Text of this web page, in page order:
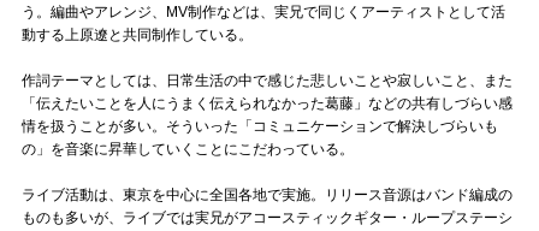
う。編曲やアレンジ、MV制作などは、実兄で同じくアーティストとして活
動する上原遼と共同制作している。
作詞テーマとしては、日常生活の中で感じた悲しいことや寂しいこと、また
「伝えたいことを人にうまく伝えられなかった葛藤」などの共有しづらい感
情を扱うことが多い。そういった「コミュニケーションで解決しづらいも
の」を音楽に昇華していくことにこだわっている。
ライブ活動は、東京を中心に全国各地で実施。リリース音源はバンド編成の
ものも多いが、ライブでは実兄がアコースティックギター・ループステーシ